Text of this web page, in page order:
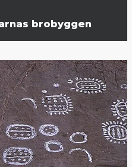
brobyggen